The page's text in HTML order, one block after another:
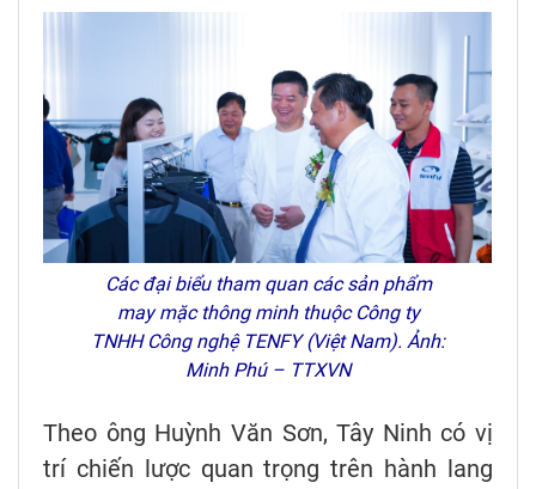
Các đại biểu tham quan các sản phẩm
may mặc thông minh thuộc Công ty
TNHH Công nghệ TENFY (Việt Nam). Ảnh:
Minh Phú – TTXVN
Theo ông Huỳnh Văn Sơn, Tây Ninh có vị
trí chiến lược quan trọng trên hành lang